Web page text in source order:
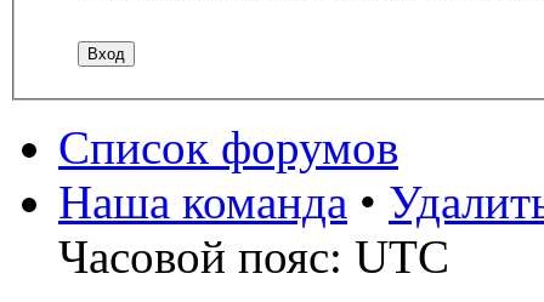
Список форумов
Наша команда •
Часовой пояс: UTC